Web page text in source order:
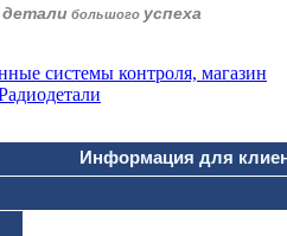
детали большого успеха
Информация для